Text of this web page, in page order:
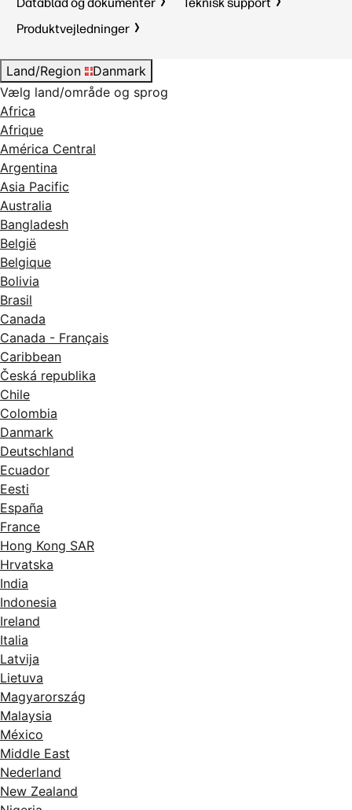
Produktvejledninger
Land/Region
Danmark
Vælg land/område og sprog
Africa
Afrique
América Central
Argentina
Asia Pacific
Australia
Bangladesh
België
Belgique
Bolivia
Brasil
Canada
Canada - Français
Caribbean
Česká republika
Chile
Colombia
Danmark
Deutschland
Ecuador
Eesti
España
France
Hong Kong SAR
Hrvatska
India
Indonesia
Ireland
Italia
Latvija
Lietuva
Magyarország
Malaysia
México
Middle East
Nederland
New Zealand